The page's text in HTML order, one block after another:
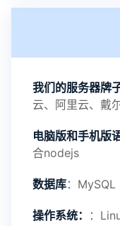
我们的服务器牌
云、阿里云、戴
电脑版和手机版
合nodejs
数据库：MySQL
操作系统： ：